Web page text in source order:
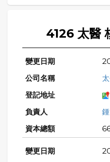
4126 太醫